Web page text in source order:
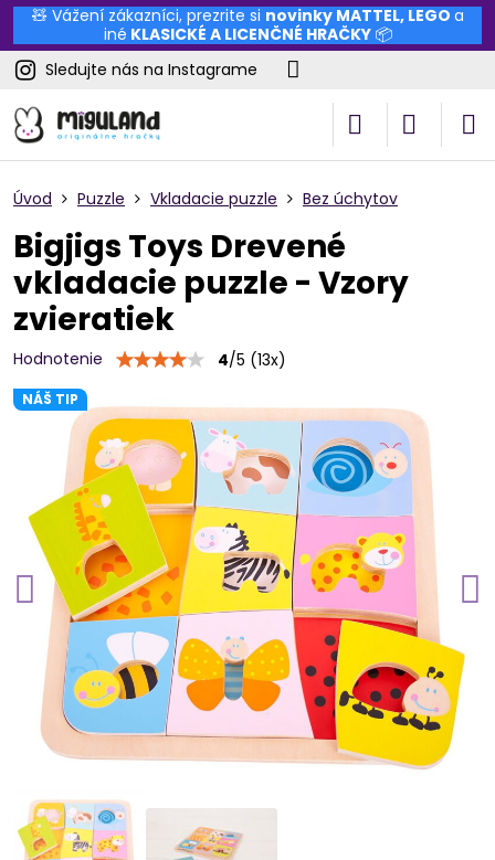
🧸 Vážení zákazníci, prezrite si novinky MATTEL, LEGO a
iné KLASICKÉ A LICENČNÉ HRAČKY📦
Sledujte nás na Instagrame
NÁŠ TIP
Úvod Puzzle Vkladacie puzzle Bez úchytov
Bigjigs Toys Drevené
vkladacie puzzle - Vzory
zvieratiek
Hodnotenie 4/5 (13x)